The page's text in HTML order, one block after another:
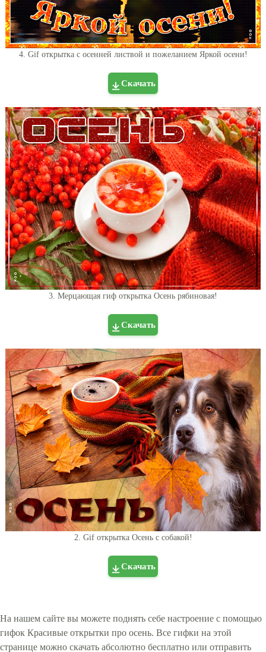
4. Gif открытка с осенней листвой и пожеланием Яркой осени!
Скачать
3. Мерцающая гиф открытка Осень рябиновая!
Скачать
2. Gif открытка Осень с собакой!
Скачать
На нашем сайте вы можете поднять себе настроение с помощью
гифок Красивые открытки про осень. Все гифки на этой
странице можно скачать абсолютно бесплатно или отправить